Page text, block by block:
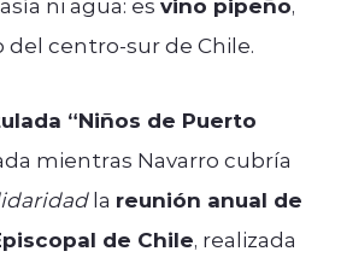
centro-sur de Chile.
“Niños de Puerto
mientras Navarro cubría
la reunión anual de
de Chile, realizada